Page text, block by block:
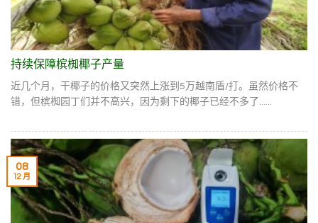
持续保障槟椥椰子产量
近几个月，干椰子的价格又突然上涨到5万越南盾/打。虽然价格不
错，但槟椥园丁们并不高兴，因为剩下的椰子已经不多了......
08
12 月